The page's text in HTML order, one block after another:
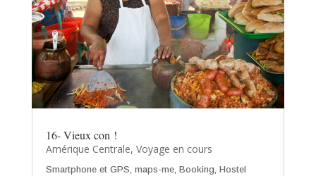
16- Vieux con !
Amérique Centrale, Voyage en cours
Smartphone et GPS, maps-me, Booking, Hostel